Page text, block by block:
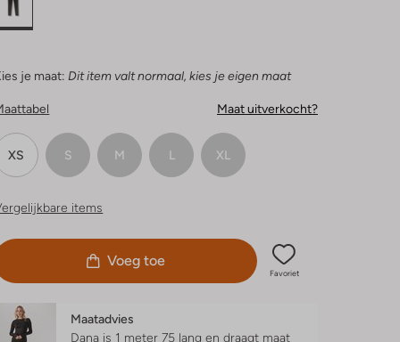
je maat: Dit item valt normaal, kies je eigen maat
Maat uitverkocht?
XS S M L XL
items
Voeg toe
Favoriet
Maatadvies
Dana is 1 meter 75 lang en draagt maat